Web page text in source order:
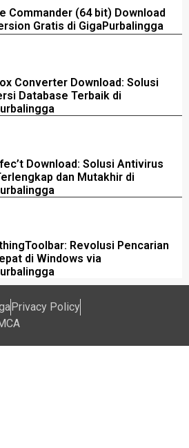
Commander (64 bit) Download
Gratis di GigaPurbalingga
Converter Download: Solusi
Database Terbaik di
Download: Solusi Antivirus
dan Mutakhir di
Revolusi Pencarian
di Windows via
Privacy Policy